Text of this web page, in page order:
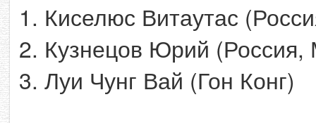
1. Киселюс Витаутас
2. Кузнецов Юрий (Россия,
3. Луи Чунг Вай (Гон Конг)